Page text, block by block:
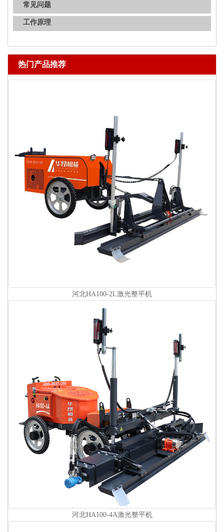
常见问题
工作原理
热门产品推荐
河北HA100-2L激光整平机
河北HA100-4A激光整平机